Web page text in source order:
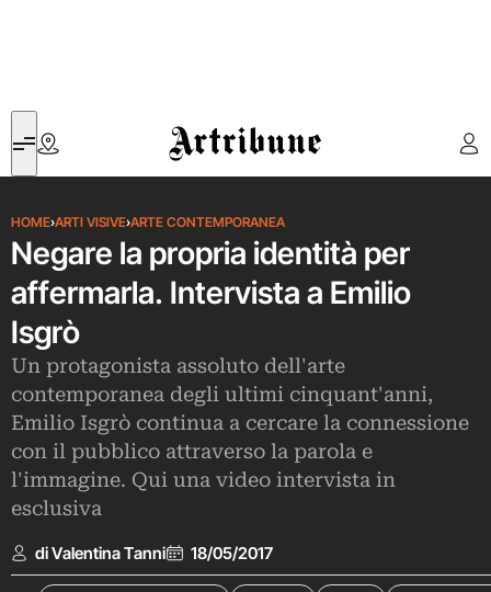
Artribune
HOME›ARTI VISIVE›ARTE CONTEMPORANEA
Negare la propria identità per
affermarla. Intervista a Emilio
Isgrò
Un protagonista assoluto dell'arte
contemporanea degli ultimi cinquant'anni,
Emilio Isgrò continua a cercare la connessione
con il pubblico attraverso la parola e
l'immagine. Qui una video intervista in
esclusiva
di Valentina Tanni 18/05/2017